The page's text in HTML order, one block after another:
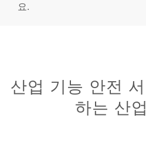
요.
산업 기능 안전
하는 산